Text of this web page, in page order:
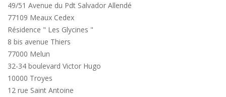
49/51 Avenue du Pdt Salvador Allendé
77109 Meaux Cedex
Résidence " Les Glycines "
8 bis avenue Thiers
77000 Melun
32-34 boulevard Victor Hugo
10000 Troyes
12 rue Saint Antoine